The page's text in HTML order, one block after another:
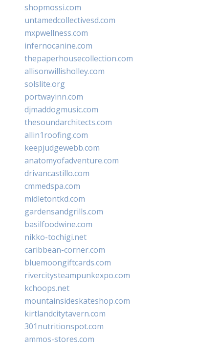
shopmossi.com
untamedcollectivesd.com
mxpwellness.com
infernocanine.com
thepaperhousecollection.com
allisonwillisholley.com
solslite.org
portwayinn.com
djmaddogmusic.com
thesoundarchitects.com
allin1roofing.com
keepjudgewebb.com
anatomyofadventure.com
drivancastillo.com
cmmedspa.com
midletontkd.com
gardensandgrills.com
basilfoodwine.com
nikko-tochigi.net
caribbean-corner.com
bluemoongiftcards.com
rivercitysteampunkexpo.com
kchoops.net
mountainsideskateshop.com
kirtlandcitytavern.com
301nutritionspot.com
ammos-stores.com